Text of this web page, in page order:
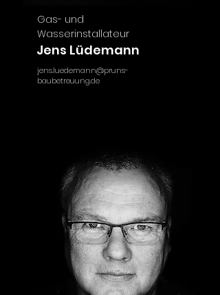
Gas- und
Wasserinstallateur
Jens Lüdemann
jens.luedemann@pruns-
baubetreuung.de